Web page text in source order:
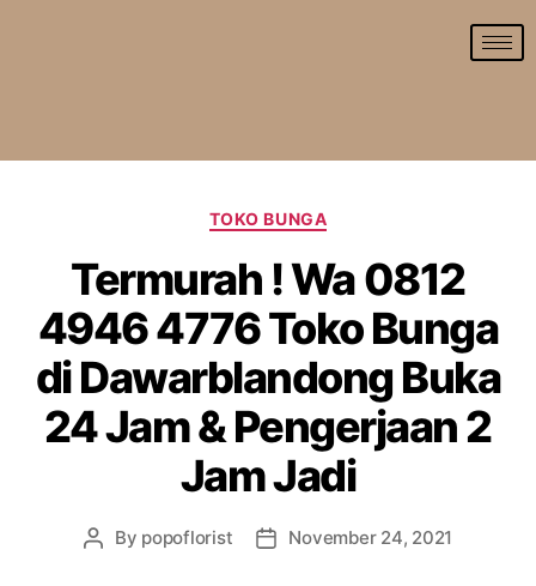
TOKO BUNGA
Termurah ! Wa 0812
4946 4776 Toko Bunga
di Dawarblandong Buka
24 Jam & Pengerjaan 2
Jam Jadi
By popoflorist November 24, 2021